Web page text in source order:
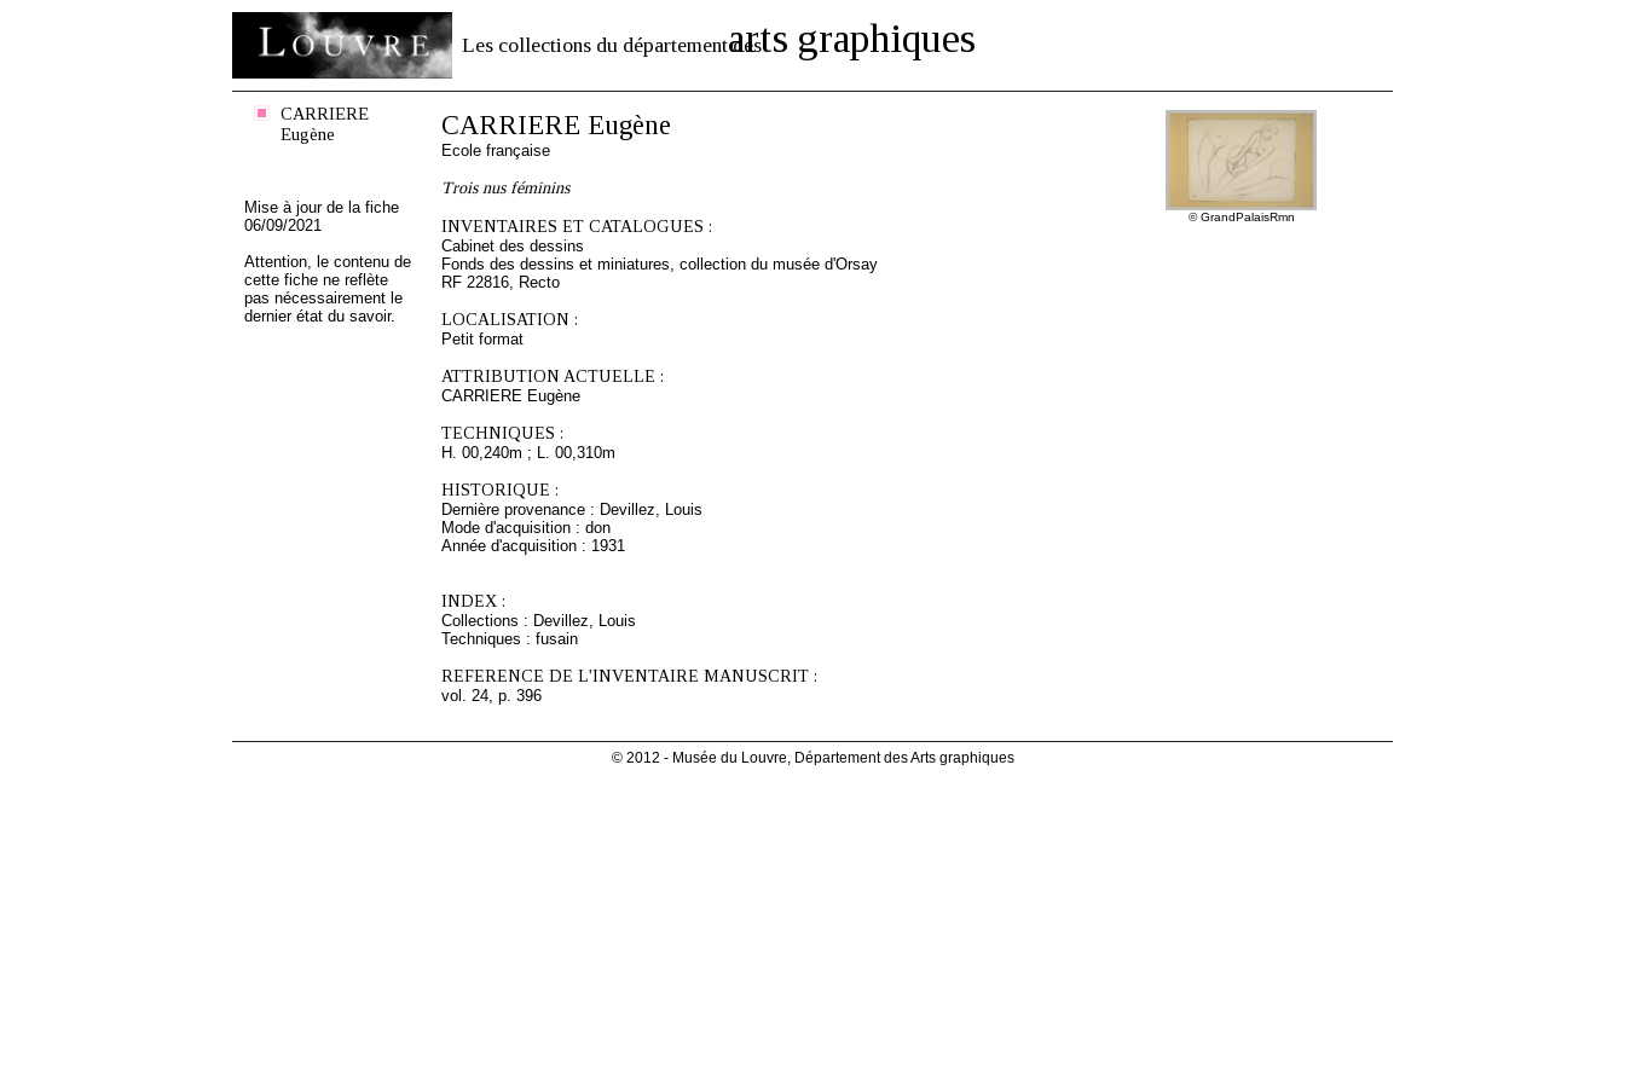
Les collections du département desarts graphiques
CARRIERE
Eugène
Mise à jour de la fiche
06/09/2021
Attention, le contenu de
cette fiche ne reflète
pas nécessairement le
dernier état du savoir.
© GrandPalaisRmn
CARRIERE Eugène
Ecole française
Trois nus féminins
INVENTAIRES ET CATALOGUES :
Cabinet des dessins
Fonds des dessins et miniatures, collection du musée d'Orsay
RF 22816, Recto
LOCALISATION :
Petit format
ATTRIBUTION ACTUELLE :
CARRIERE Eugène
TECHNIQUES :
H. 00,240m ; L. 00,310m
HISTORIQUE :
Dernière provenance : Devillez, Louis
Mode d'acquisition : don
Année d'acquisition : 1931
INDEX :
Collections : Devillez, Louis
Techniques : fusain
REFERENCE DE L'INVENTAIRE MANUSCRIT :
vol. 24, p. 396
© 2012 - Musée du Louvre, Département des Arts graphiques